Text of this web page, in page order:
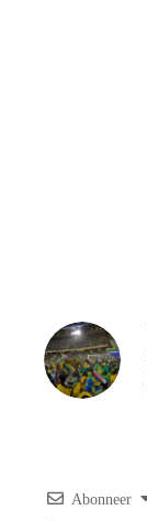
Abonneer